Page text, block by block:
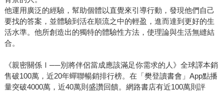
他運用廣泛的經驗，幫助個體以直覺來引導行動，發現他們自己
要找的答案，並體驗到活在順流之中的輕盈，進而達到更好的生
活水準。他所創造出的獨特的體驗性方法，使理論與生活無縫結
合。
《親密關係Ⅰ──別將伴侶當成應該滿足你需求的人》全球譯本銷
售破100萬，近20年蟬聯暢銷排行榜。在「樊登讀書會」App點播
量突破4000萬，近40萬則盛讚回饋。網路書店有近100萬則評